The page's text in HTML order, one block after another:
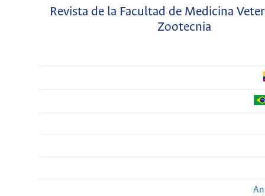
Revista de la Facultad de Medicina
Zootecnia